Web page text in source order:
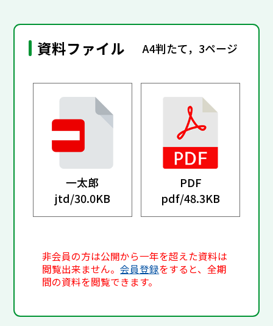
資料ファイル A4判たて，3ページ
一太郎
jtd/30.0KB
PDF
pdf/48.3KB
非会員の方は公開から一年を超えた資料は
閲覧出来ません。会員登録をすると、全期
間の資料を閲覧できます。